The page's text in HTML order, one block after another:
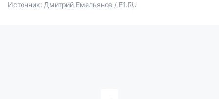
Источник: Дмитрий Емельянов / E1.RU